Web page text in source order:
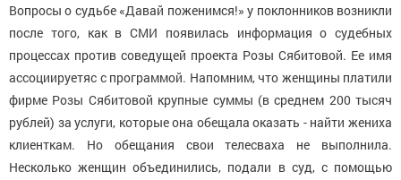
Вопросы о судьбе «Давай поженимся!» у поклонников возникли
после того, как в СМИ появилась информация о судебных
процессах против соведущей проекта Розы Сябитовой. Ее имя
ассоциируетяс с программой. Напомним, что женщины платили
фирме Розы Сябитовой крупные суммы (в среднем 200 тысяч
рублей) за услуги, которые она обещала оказать - найти жениха
клиенткам. Но обещания свои телесваха не выполнила.
Несколько женщин объединились, подали в суд, с помощью